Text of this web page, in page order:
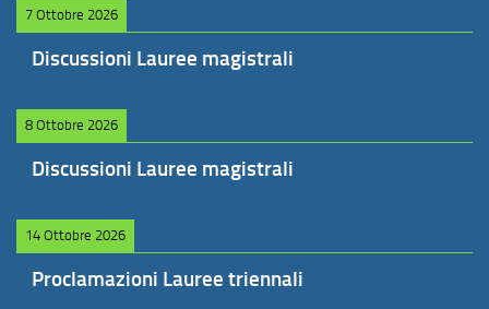
7 Ottobre 2026
Discussioni Lauree magistrali
8 Ottobre 2026
Discussioni Lauree magistrali
14 Ottobre 2026
Proclamazioni Lauree triennali